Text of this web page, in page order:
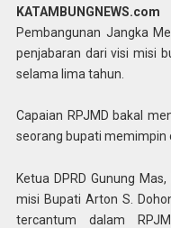
Pembangunan Jangka
penjabaran dari visi misi
selama lima tahun.
Capaian RPJMD bakal
seorang bupati memimpin
Ketua DPRD Gunung
misi Bupati Arton S.
tercantum dalam